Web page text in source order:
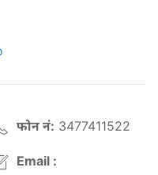
फोन नं: 3477411522
Email :